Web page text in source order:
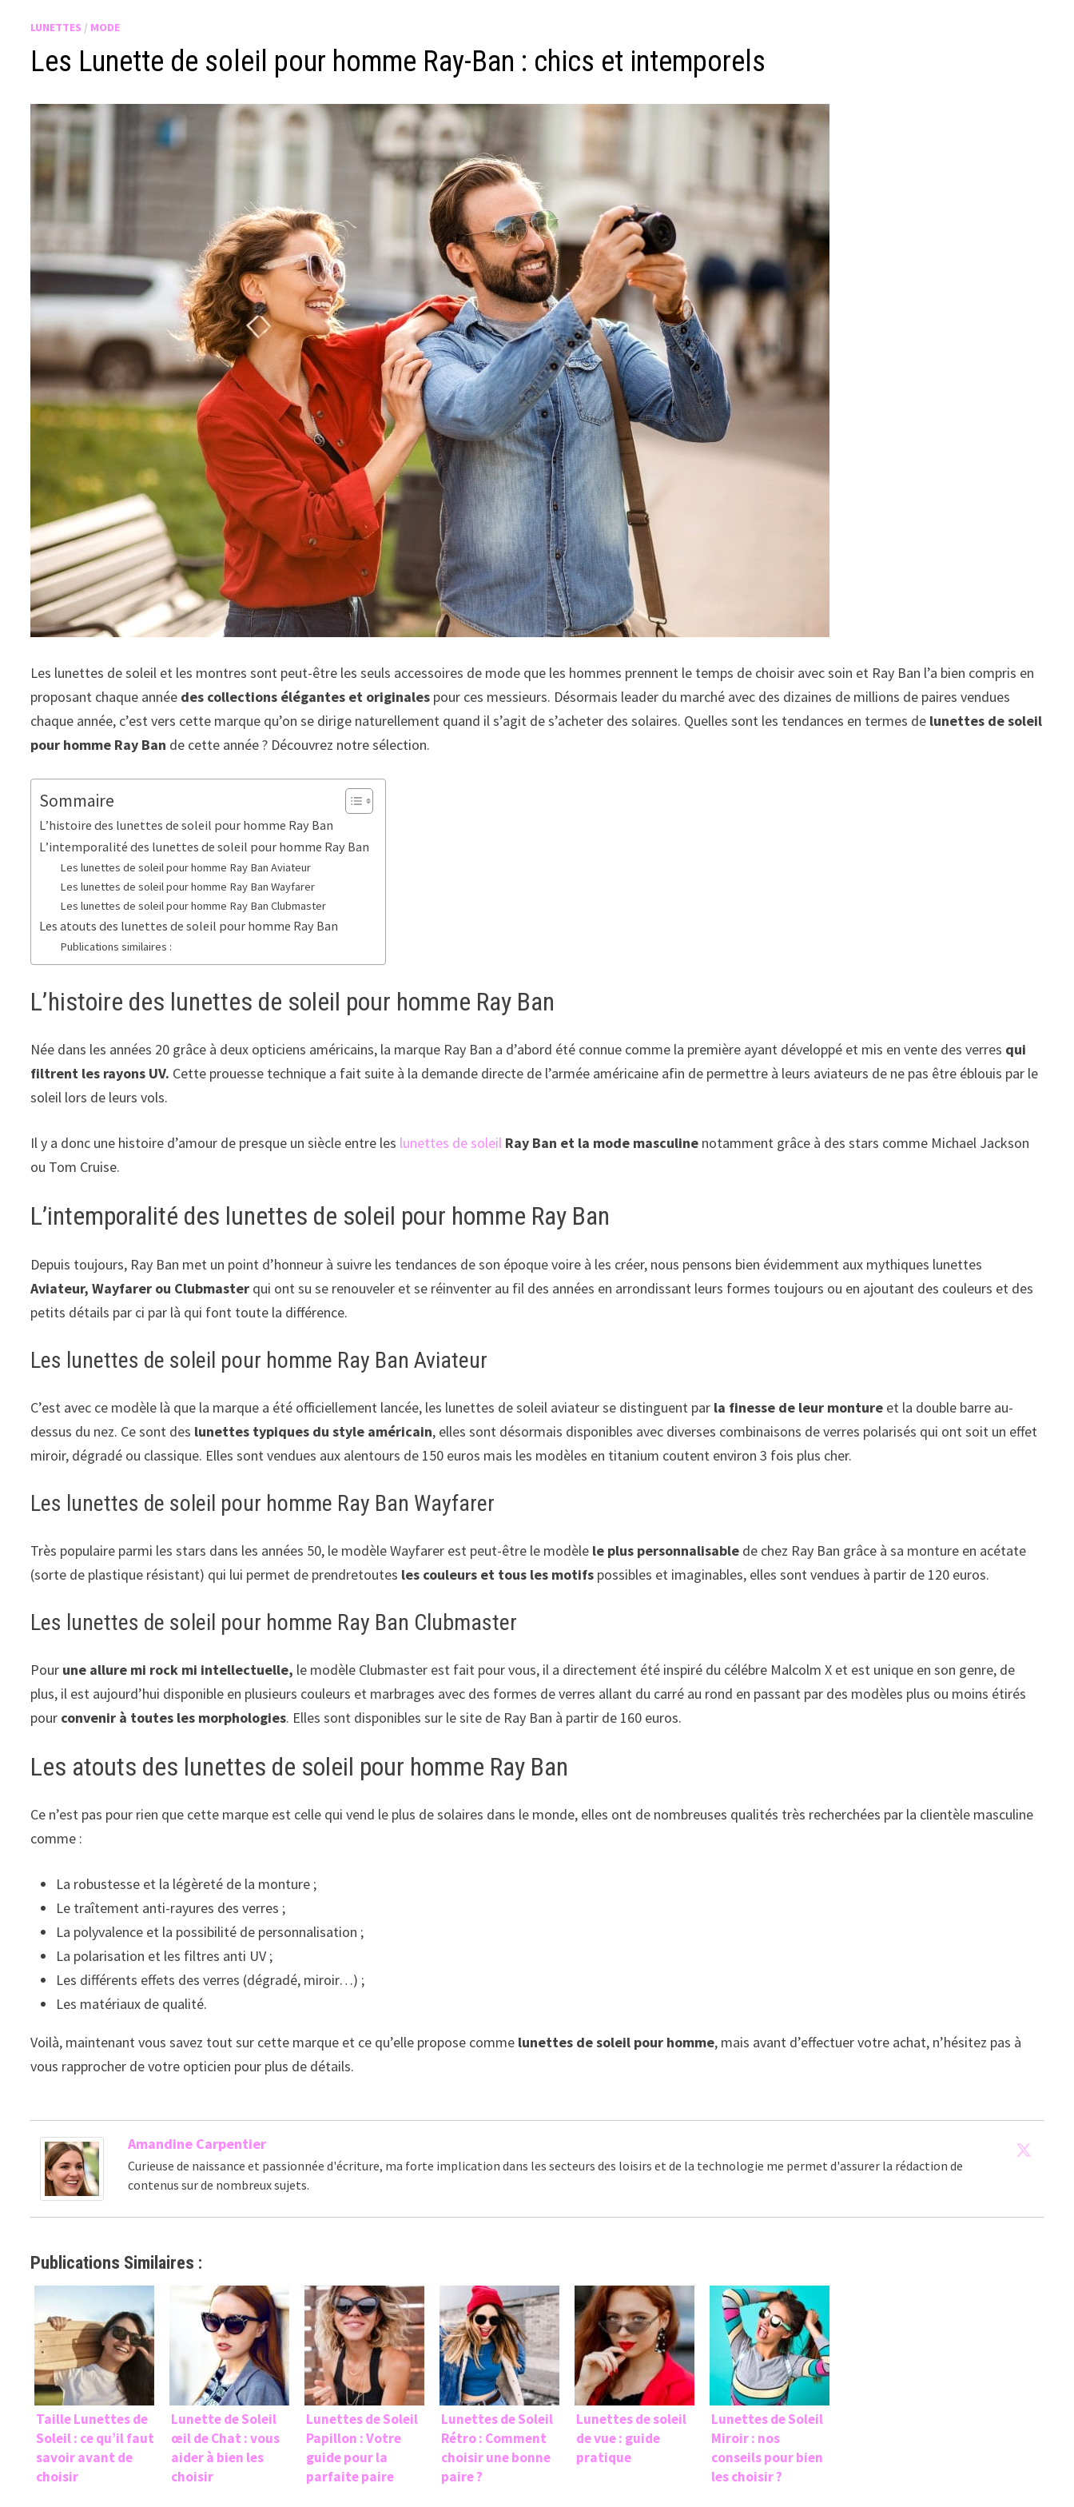
LUNETTES / MODE
Les Lunette de soleil pour homme Ray-Ban : chics et intemporels
Les lunettes de soleil et les montres sont peut-être les seuls accessoires de mode que les hommes prennent le temps de choisir avec soin et Ray Ban l’a bien compris en
proposant chaque année des collections élégantes et originales pour ces messieurs. Désormais leader du marché avec des dizaines de millions de paires vendues
chaque année, c’est vers cette marque qu’on se dirige naturellement quand il s’agit de s’acheter des solaires. Quelles sont les tendances en termes de lunettes de soleil
pour homme Ray Ban de cette année ? Découvrez notre sélection.
Sommaire
L’histoire des lunettes de soleil pour homme Ray Ban
L’intemporalité des lunettes de soleil pour homme Ray Ban
Les lunettes de soleil pour homme Ray Ban Aviateur
Les lunettes de soleil pour homme Ray Ban Wayfarer
Les lunettes de soleil pour homme Ray Ban Clubmaster
Les atouts des lunettes de soleil pour homme Ray Ban
Publications similaires :
L’histoire des lunettes de soleil pour homme Ray Ban
Née dans les années 20 grâce à deux opticiens américains, la marque Ray Ban a d’abord été connue comme la première ayant développé et mis en vente des verres qui
filtrent les rayons UV. Cette prouesse technique a fait suite à la demande directe de l’armée américaine afin de permettre à leurs aviateurs de ne pas être éblouis par le
soleil lors de leurs vols.
Il y a donc une histoire d’amour de presque un siècle entre les lunettes de soleil Ray Ban et la mode masculine notamment grâce à des stars comme Michael Jackson
ou Tom Cruise.
L’intemporalité des lunettes de soleil pour homme Ray Ban
Depuis toujours, Ray Ban met un point d’honneur à suivre les tendances de son époque voire à les créer, nous pensons bien évidemment aux mythiques lunettes
Aviateur, Wayfarer ou Clubmaster qui ont su se renouveler et se réinventer au fil des années en arrondissant leurs formes toujours ou en ajoutant des couleurs et des
petits détails par ci par là qui font toute la différence.
Les lunettes de soleil pour homme Ray Ban Aviateur
C’est avec ce modèle là que la marque a été officiellement lancée, les lunettes de soleil aviateur se distinguent par la finesse de leur monture et la double barre au-
dessus du nez. Ce sont des lunettes typiques du style américain, elles sont désormais disponibles avec diverses combinaisons de verres polarisés qui ont soit un effet
miroir, dégradé ou classique. Elles sont vendues aux alentours de 150 euros mais les modèles en titanium coutent environ 3 fois plus cher.
Les lunettes de soleil pour homme Ray Ban Wayfarer
Très populaire parmi les stars dans les années 50, le modèle Wayfarer est peut-être le modèle le plus personnalisable de chez Ray Ban grâce à sa monture en acétate
(sorte de plastique résistant) qui lui permet de prendretoutes les couleurs et tous les motifs possibles et imaginables, elles sont vendues à partir de 120 euros.
Les lunettes de soleil pour homme Ray Ban Clubmaster
Pour une allure mi rock mi intellectuelle, le modèle Clubmaster est fait pour vous, il a directement été inspiré du célébre Malcolm X et est unique en son genre, de
plus, il est aujourd’hui disponible en plusieurs couleurs et marbrages avec des formes de verres allant du carré au rond en passant par des modèles plus ou moins étirés
pour convenir à toutes les morphologies. Elles sont disponibles sur le site de Ray Ban à partir de 160 euros.
Les atouts des lunettes de soleil pour homme Ray Ban
Ce n’est pas pour rien que cette marque est celle qui vend le plus de solaires dans le monde, elles ont de nombreuses qualités très recherchées par la clientèle masculine
comme :
La robustesse et la légèreté de la monture ;
Le traîtement anti-rayures des verres ;
La polyvalence et la possibilité de personnalisation ;
La polarisation et les filtres anti UV ;
Les différents effets des verres (dégradé, miroir…) ;
Les matériaux de qualité.
Voilà, maintenant vous savez tout sur cette marque et ce qu’elle propose comme lunettes de soleil pour homme, mais avant d’effectuer votre achat, n’hésitez pas à
vous rapprocher de votre opticien pour plus de détails.
Amandine Carpentier
Curieuse de naissance et passionnée d'écriture, ma forte implication dans les secteurs des loisirs et de la technologie me permet d'assurer la rédaction de
contenus sur de nombreux sujets.
Publications Similaires :
Taille Lunettes de
Soleil : ce qu’il faut
savoir avant de
choisir
Lunette de Soleil
œil de Chat : vous
aider à bien les
choisir
Lunettes de Soleil
Papillon : Votre
guide pour la
parfaite paire
Lunettes de Soleil
Rétro : Comment
choisir une bonne
paire ?
Lunettes de soleil
de vue : guide
pratique
Lunettes de Soleil
Miroir : nos
conseils pour bien
les choisir ?